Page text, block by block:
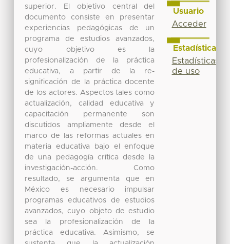
superior. El objetivo central del
documento consiste en presentar
experiencias pedagógicas de un
programa de estudios avanzados,
cuyo objetivo es la
profesionalización de la práctica
educativa, a partir de la re-
significación de la práctica docente
de los actores. Aspectos tales como
actualización, calidad educativa y
capacitación permanente son
discutidos ampliamente desde el
marco de las reformas actuales en
materia educativa bajo el enfoque
de una pedagogía crítica desde la
investigación-acción. Como
resultado, se argumenta que en
México es necesario impulsar
programas educativos de estudios
avanzados, cuyo objeto de estudio
sea la profesionalización de la
práctica educativa. Asimismo, se
Usuario
Acceder
Estadísticas
Estadísticas
de uso